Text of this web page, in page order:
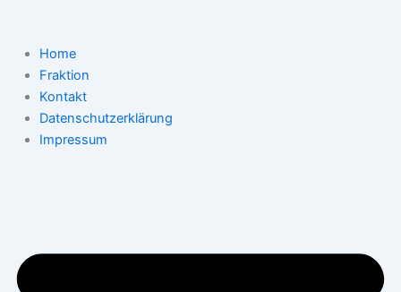
springenHome
Fraktion
Kontakt
Datenschutzerklärung
Impressum